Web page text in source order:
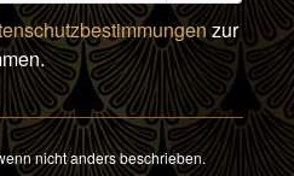
zur
nicht anders beschrieben.